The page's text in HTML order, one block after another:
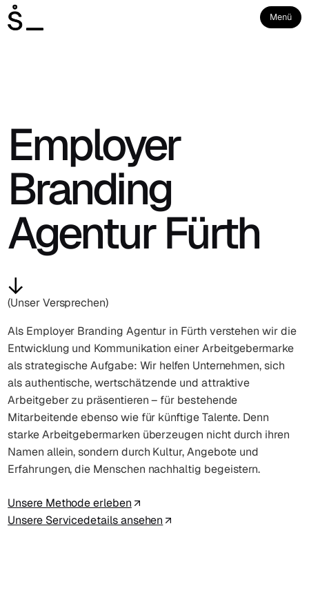
Menü
Employer
Branding
Agentur Fürth
(Unser Versprechen)
Als Employer Branding Agentur in Fürth verstehen wir die
Entwicklung und Kommunikation einer Arbeitgebermarke
als strategische Aufgabe: Wir helfen Unternehmen, sich
als authentische, wertschätzende und attraktive
Arbeitgeber zu präsentieren – für bestehende
Mitarbeitende ebenso wie für künftige Talente. Denn
starke Arbeitgebermarken überzeugen nicht durch ihren
Namen allein, sondern durch Kultur, Angebote und
Erfahrungen, die Menschen nachhaltig begeistern.
Unsere Methode erleben
Unsere Servicedetails ansehen